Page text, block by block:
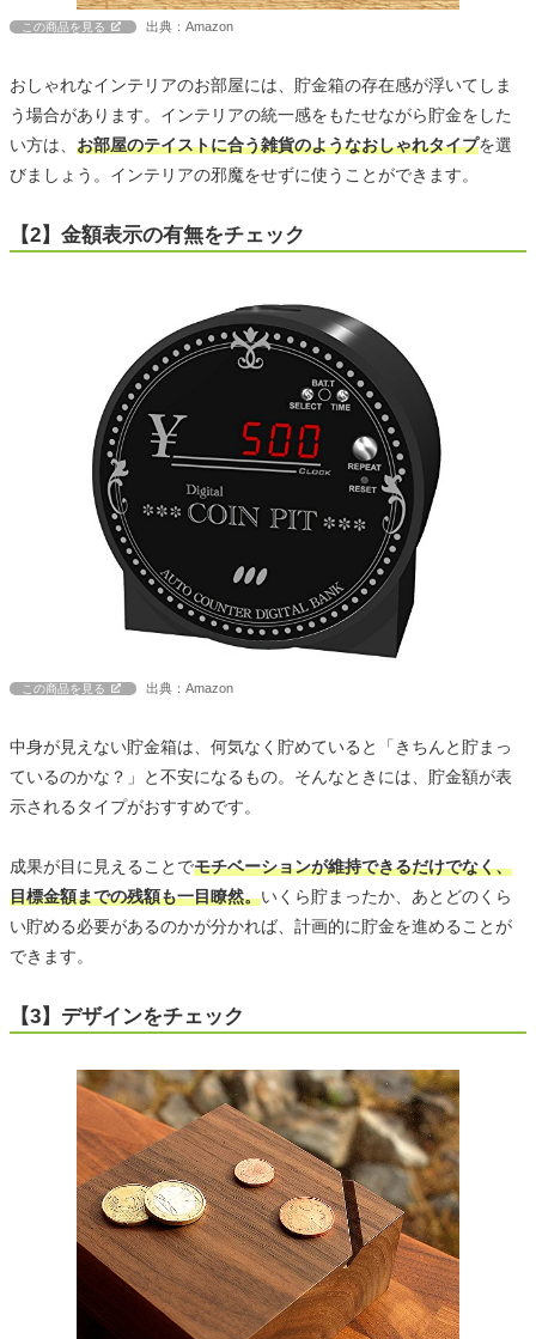
この商品を見る 出典：Amazon
おしゃれなインテリアのお部屋には、貯金箱の存在感が浮いてしま
う場合があります。インテリアの統一感をもたせながら貯金をした
い方は、 お部屋のテイストに合う雑貨のようなおしゃれタイプを選
びましょう。インテリアの邪魔をせずに使うことができます。
【2】金額表示の有無をチェック
この商品を見る 出典：Amazon
中身が見えない貯金箱は、何気なく貯めていると「きちんと貯まっ
ているのかな？」と不安になるもの。そんなときには、貯金額が表
示されるタイプがおすすめです。
成果が目に見えることでモチベーションが維持できるだけでなく、
目標金額までの残額も一目瞭然。いくら貯まったか、あとどのくら
い貯める必要があるのかが分かれば、計画的に貯金を進めることが
できます。
【3】デザインをチェック